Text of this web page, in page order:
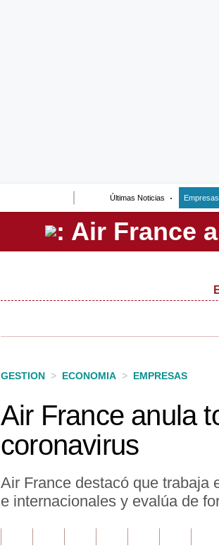
Últimas Noticias
GESTION > ECONOMIA > EMPRESAS
Air France anula
coronavirus
Air France destacó que trabaja
e internacionales y evalúa de